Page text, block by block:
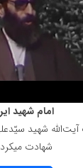
امام شهید
شهید
شهادت